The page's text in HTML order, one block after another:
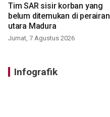
Tim SAR sisir korban yang
belum ditemukan di perairan
utara Madura
Jumat, 7 Agustus 2026
Infografik